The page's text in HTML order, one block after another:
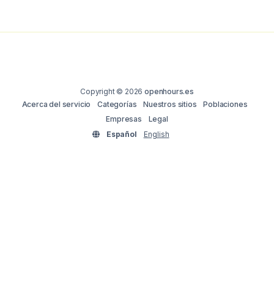
Copyright © 2026openhours.es
Acerca del servicio
Categorías Nuestros sitios
Poblaciones
Empresas
Legal
Español
English